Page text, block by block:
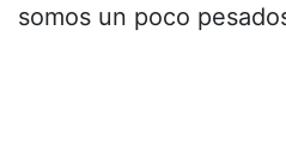
somos un poco